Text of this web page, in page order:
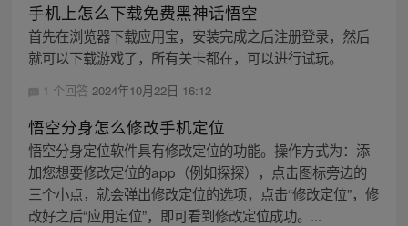
手机上怎么下载免费黑神话悟空
首先在浏览器下载应用宝，安装完成之后注册登录，然后
就可以下载游戏了，所有关卡都在，可以进行试玩。
1 个回答 2024年10月22日 16:12
悟空分身怎么修改手机定位
悟空分身定位软件具有修改定位的功能。操作方式为：添
加您想要修改定位的app（例如探探），点击图标旁边的
三个小点，就会弹出修改定位的选项，点击“修改定位”，修
改好之后“应用定位”，即可看到修改定位成功。...